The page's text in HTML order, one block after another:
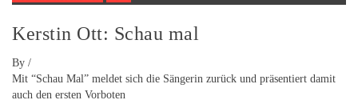
Kerstin Ott: Schau mal
By /
Mit “Schau Mal” meldet sich die Sängerin zurück und präsentiert damit
auch den ersten Vorboten